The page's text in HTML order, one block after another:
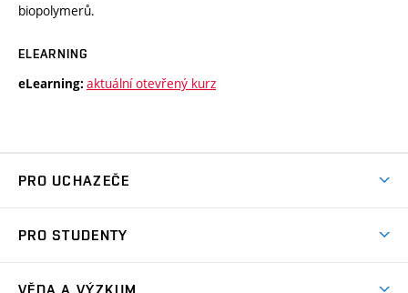
biopolymerů.
ELEARNING
eLearning: aktuální otevřený kurz
PRO UCHAZEČE
Jak se dostat na FCH
PRO STUDENTY